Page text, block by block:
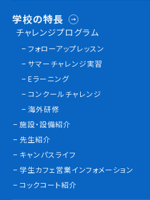
学校の特長
チャレンジプログラム
フォローアップレッスン
サマーチャレンジ実習
Eラーニング
コンクールチャレンジ
海外研修
施設・設備紹介
先生紹介
キャンパスライフ
学生カフェ営業インフォメーション
コックコート紹介